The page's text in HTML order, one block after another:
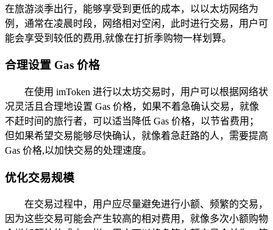
在旅游淡季出行，能够享受到更低的成本，以以太坊网络为
例，通常在凌晨时段，网络相对空闲，此时进行交易，用户可
能会享受到较低的费用,就像在打折季购物一样划算。
合理设置 Gas 价格
在使用 imToken 进行以太坊交易时，用户可以根据网络状
况灵活且合理地设置 Gas 价格，如果不着急确认交易，就像
不赶时间的旅行者，可以适当降低 Gas 价格，以节省费用；
但如果希望交易能够尽快确认，就像着急赶路的人，需要提高
Gas 价格,以加快交易的处理速度。
优化交易规模
在交易过程中，用户应尽量避免进行小额、频繁的交易，
因为这些交易可能会产生较高的相对费用，就像多次小额购物